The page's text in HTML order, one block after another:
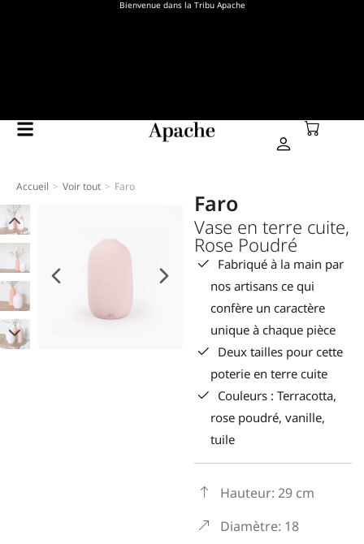
Bienvenue dans la Tribu Apache
Vous êtes ici :
Accueil Voir tout Faro
Faro
Vase en terre cuite,
Rose Poudré
Fabriqué à la main par
nos artisans ce qui
confère un caractère
unique à chaque pièce
Deux tailles pour cette
poterie en terre cuite
Couleurs : Terracotta,
rose poudré, vanille,
tuile
Hauteur: 29 cm
Diamètre: 18